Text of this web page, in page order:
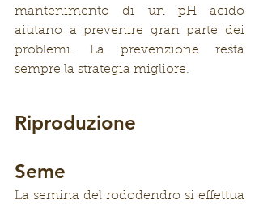
mantenimento di un pH acido
aiutano a prevenire gran parte dei
problemi. La prevenzione resta
sempre la strategia migliore.
Riproduzione
Seme
La semina del rododendro si effettua